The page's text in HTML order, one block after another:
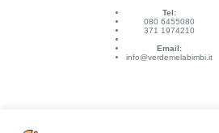
Tel:
080 6455080
371 1974210
Email:
info@verdemelabimbi.it